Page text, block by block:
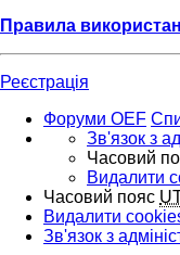
Правила
Реєстрація
Форуми OEF
Зв'язок з
Часовий
Видалити
Часовий пояс
Видалити
Зв'язок з